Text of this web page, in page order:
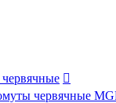

червячные